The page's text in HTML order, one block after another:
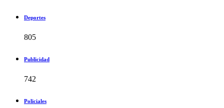
Deportes
805
Publicidad
742
Policiales